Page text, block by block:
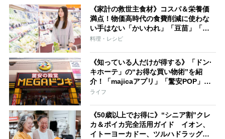
《家計の救世主食材》コスパ＆栄養価
満点！物価高時代の食費削減に使わな
い手はない「かいわれ」「豆苗」「え
のき」「もやし」の“健康レシピ”31選
料理・レシピ
《知っている人だけが得する》「ドン·
キホーテ」の“お得な買い物術”を紹
介！「majicaアプリ」「驚安POP」
「マジ価格」とは？安さの秘密を徹底
ライフ
《50歳以上でお得に》“シニア割”クレ
カ＆ポイカ完全活用ガイド イオン、
イトーヨーカドー、ツルハドラッグ、